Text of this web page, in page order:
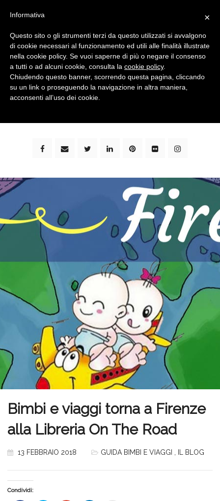
bimbi e viaggi - family travel blog: community #1 in
Bimbi e viaggi torna a Firenze
alla Libreria On The Road
13 FEBBRAIO 2018 GUIDA BIMBI E VIAGGI IL BLOG
Condividi:
×
Informativa
Questo sito o gli strumenti terzi da questo utilizzati si avvalgono
di cookie necessari al funzionamento ed utili alle finalità illustrate
nella cookie policy. Se vuoi saperne di più o negare il consenso
a tutti o ad alcuni cookie, consulta la cookie policy.
Chiudendo questo banner, scorrendo questa pagina, cliccando
su un link o proseguendo la navigazione in altra maniera,
acconsenti all’uso dei cookie.